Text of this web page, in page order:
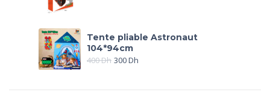
Tente pliable Astronaut
104*94cm
400Dh 300Dh